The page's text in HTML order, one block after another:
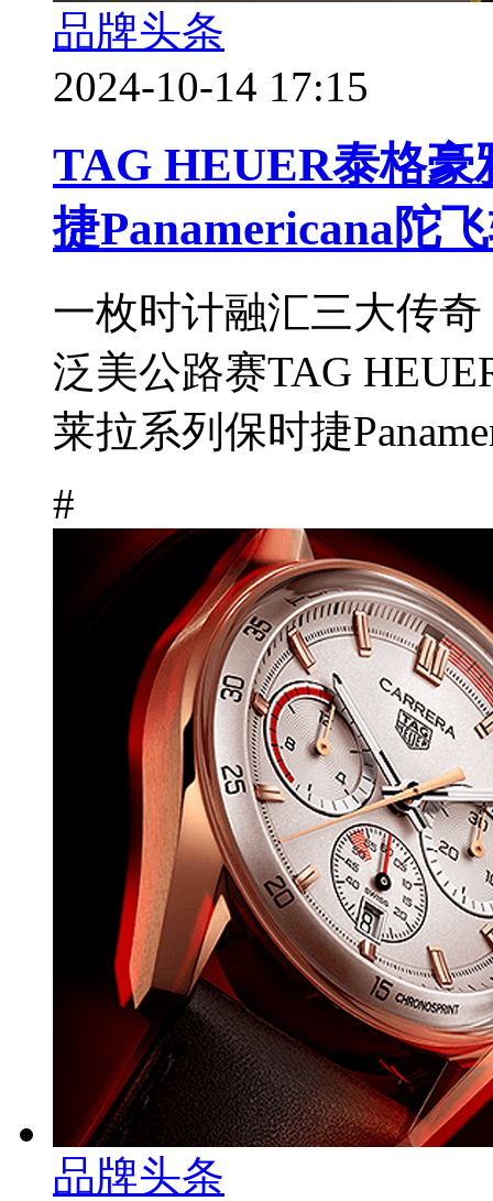
品牌头条
2024-10-14 17:15
TAG HEUER泰格豪
捷Panamericana陀
一枚时计融汇三大传
泛美公路赛TAG
莱拉系列保时捷
#
品牌头条